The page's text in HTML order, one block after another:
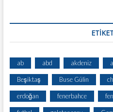
ab abd akdeniz
Beşiktaş Buse Gülin
erdoğan fenerbahce